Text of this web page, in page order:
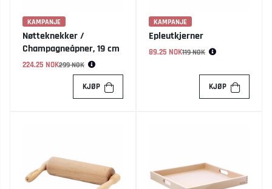
KAMPANJE
Nøtteknekker /
Champagneåpner, 19 cm
224.25 NOK
Vanlig pris:299 NOK
KJØP
KAMPANJE
Epleutkjerner
89.25 NOK
Vanlig pris:119 NOK
KJØP